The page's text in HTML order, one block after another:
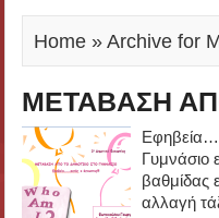
Home » Archive for
ΜΕΤΑΒΑΣΗ
Γυμνάσιο
βαθμίδας
αλλαγή